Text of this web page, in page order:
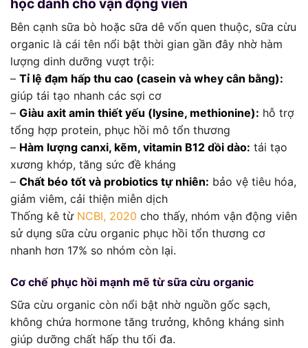
học dành cho vận động viên
Bên cạnh sữa bò hoặc sữa dê vốn quen thuộc, sữa cừu
organic là cái tên nổi bật thời gian gần đây nhờ hàm
lượng dinh dưỡng vượt trội:
– Tỉ lệ đạm hấp thu cao (casein và whey cân bằng):
giúp tái tạo nhanh các sợi cơ
– Giàu axit amin thiết yếu (lysine, methionine): hỗ trợ
tổng hợp protein, phục hồi mô tổn thương
– Hàm lượng canxi, kẽm, vitamin B12 dồi dào: tái tạo
xương khớp, tăng sức đề kháng
– Chất béo tốt và probiotics tự nhiên: bảo vệ tiêu hóa,
giảm viêm, cải thiện miễn dịch
Thống kê từ NCBI, 2020 cho thấy, nhóm vận động viên
sử dụng sữa cừu organic phục hồi tổn thương cơ
nhanh hơn 17% so nhóm còn lại.
Cơ chế phục hồi mạnh mẽ từ sữa cừu organic
Sữa cừu organic còn nổi bật nhờ nguồn gốc sạch,
không chứa hormone tăng trưởng, không kháng sinh
giúp dưỡng chất hấp thu tối đa.